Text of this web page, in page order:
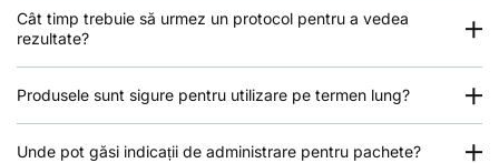
Cât timp trebuie să urmez un protocol pentru a vedea
rezultate?
Produsele sunt sigure pentru utilizare pe termen lung?
Unde pot găsi indicații de administrare pentru pachete?